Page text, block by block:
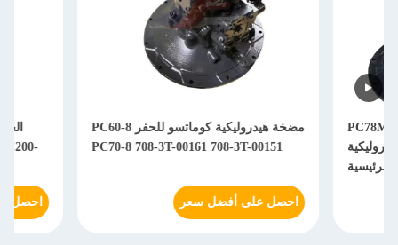
مضخة هيدروليكية كوماتسو للحفر PC60-8
PC70-8 708-3T-00161 708-3T-
الحفرة المضخة الهيدروليكية
708-2L-41121 PC210-7K PC200-
احصل على أفضل سعر